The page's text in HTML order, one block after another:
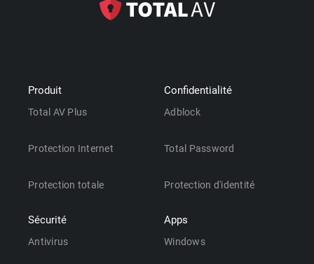
Produit
Total AV Plus
Protection Internet
Protection totale
Sécurité
Antivirus
Confidentialité
Adblock
Total Password
Protection d'identité
Apps
Windows